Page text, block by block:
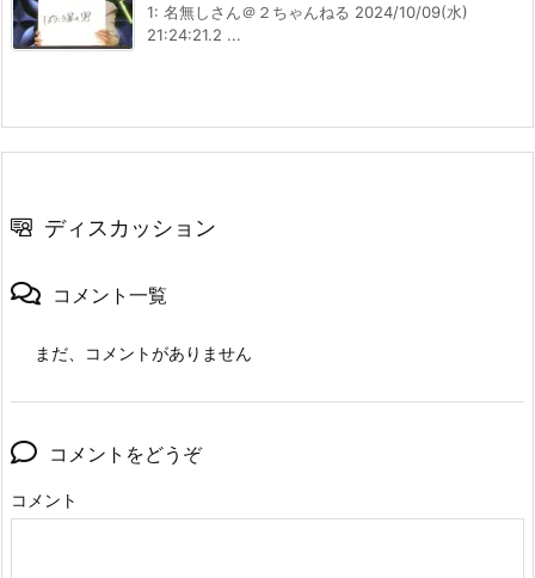
1: 名無しさん＠２ちゃんねる 2024/10/09(水)
21:24:21.2 ...
ディスカッション
コメント一覧
まだ、コメントがありません
コメントをどうぞ
コメント